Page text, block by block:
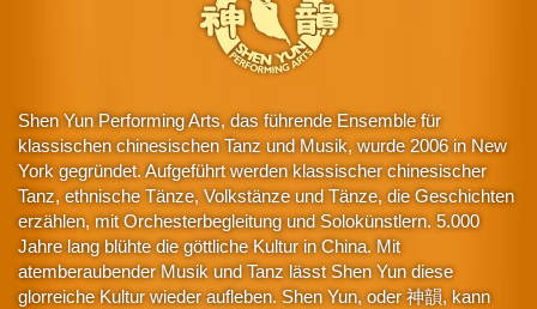
Shen Yun Performing Arts, das führende Ensemble für
klassischen chinesischen Tanz und Musik, wurde 2006 in New
York gegründet. Aufgeführt werden klassischer chinesischer
Tanz, ethnische Tänze, Volkstänze und Tänze, die Geschichten
erzählen, mit Orchesterbegleitung und Solokünstlern. 5.000
Jahre lang blühte die göttliche Kultur in China. Mit
atemberaubender Musik und Tanz lässt Shen Yun diese
glorreiche Kultur wieder aufleben. Shen Yun, oder 神韻, kann